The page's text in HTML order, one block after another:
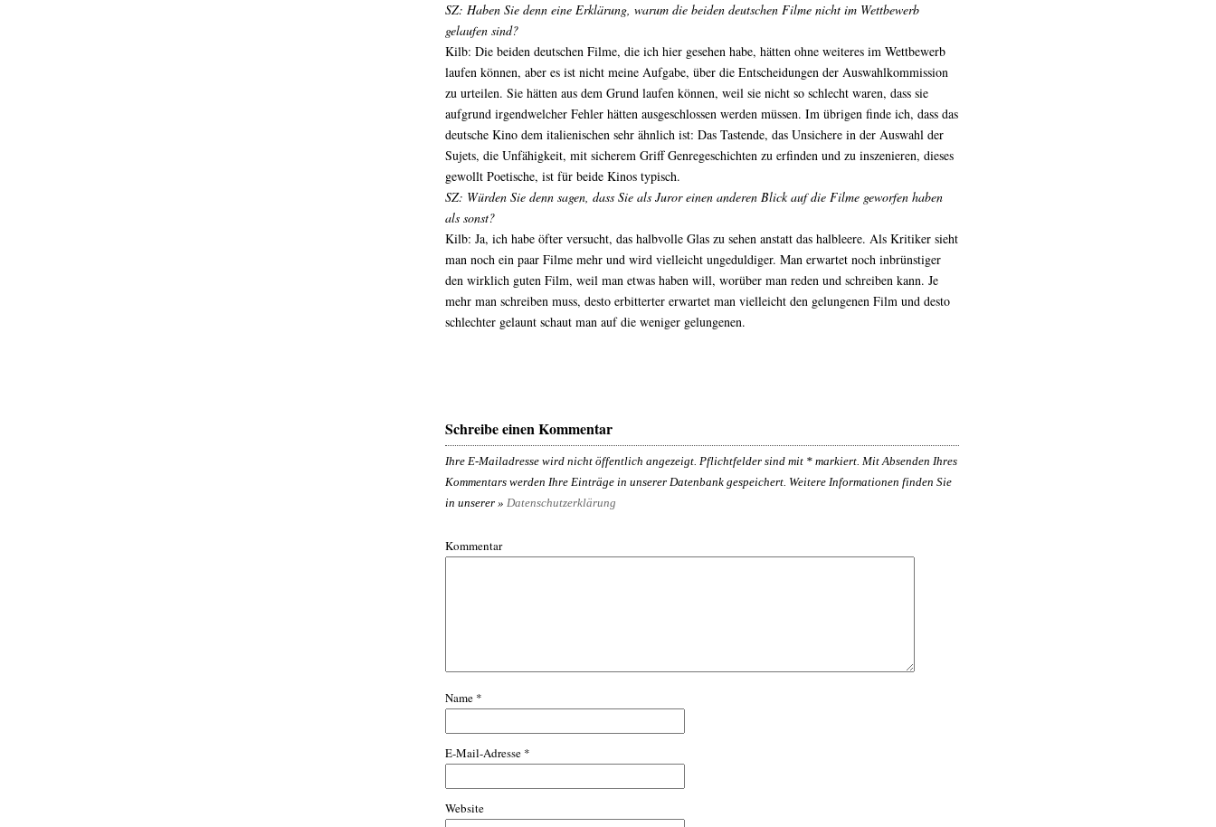
SZ: Haben Sie denn eine Erklärung, warum die beiden deutschen Filme nicht im Wettbewerb
gelaufen sind?
Kilb: Die beiden deutschen Filme, die ich hier gesehen habe, hätten ohne weiteres im Wettbewerb
laufen können, aber es ist nicht meine Aufgabe, über die Entscheidungen der Auswahlkommission
zu urteilen. Sie hätten aus dem Grund laufen können, weil sie nicht so schlecht waren, dass sie
aufgrund irgendwelcher Fehler hätten ausgeschlossen werden müssen. Im übrigen finde ich, dass das
deutsche Kino dem italienischen sehr ähnlich ist: Das Tastende, das Unsichere in der Auswahl der
Sujets, die Unfähigkeit, mit sicherem Griff Genregeschichten zu erfinden und zu inszenieren, dieses
gewollt Poetische, ist für beide Kinos typisch.
SZ: Würden Sie denn sagen, dass Sie als Juror einen anderen Blick auf die Filme geworfen haben
als sonst?
Kilb: Ja, ich habe öfter versucht, das halbvolle Glas zu sehen anstatt das halbleere. Als Kritiker sieht
man noch ein paar Filme mehr und wird vielleicht ungeduldiger. Man erwartet noch inbrünstiger
den wirklich guten Film, weil man etwas haben will, worüber man reden und schreiben kann. Je
mehr man schreiben muss, desto erbitterter erwartet man vielleicht den gelungenen Film und desto
schlechter gelaunt schaut man auf die weniger gelungenen.
Schreibe einen Kommentar
Ihre E-Mailadresse wird nicht öffentlich angezeigt. Pflichtfelder sind mit * markiert. Mit Absenden Ihres
Kommentars werden Ihre Einträge in unserer Datenbank gespeichert. Weitere Informationen finden Sie
in unserer » Datenschutzerklärung
Kommentar
Name *
E-Mail-Adresse *
Website